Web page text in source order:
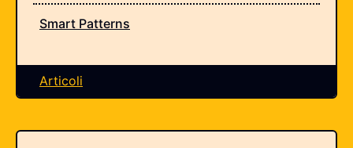
Smart Patterns
Articoli